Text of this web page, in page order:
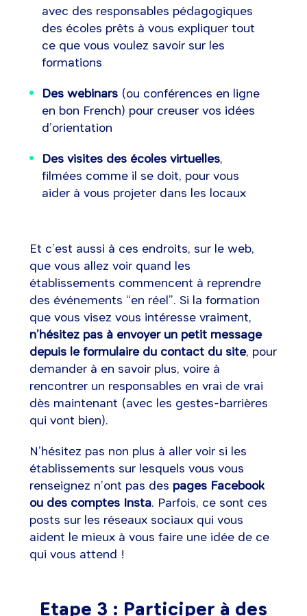
avec des responsables pédagogiques
des écoles prêts à vous expliquer tout
ce que vous voulez savoir sur les
formations
Des webinars(ou conférences en ligne
en bon French) pour creuser vos idées
d’orientation
Des visites des écoles virtuelles,
filmées comme il se doit, pour vous
aider à vous projeter dans les locaux
Et c’est aussi à ces endroits, sur le web,
que vous allez voir quand les
établissements commencent à reprendre
des événements “en réel”. Si la formation
que vous visez vous intéresse vraiment,
n’hésitez pas à envoyer un petit message
depuis le formulaire du contact du site, pour
demander à en savoir plus, voire à
rencontrer un responsables en vrai de vrai
dès maintenant (avec les gestes-barrières
qui vont bien).
N’hésitez pas non plus à aller voir si les
établissements sur lesquels vous vous
renseignez n’ont pas des pages Facebook
ou des comptes Insta. Parfois, ce sont ces
posts sur les réseaux sociaux qui vous
aident le mieux à vous faire une idée de ce
qui vous attend !
Etape 3 : Participer à des